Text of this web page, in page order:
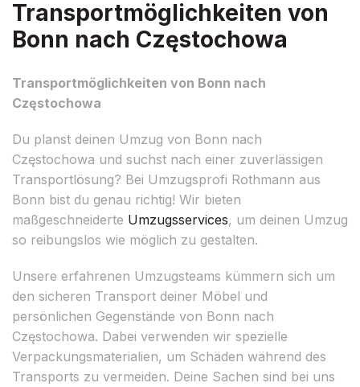
Transportmöglichkeiten von
Bonn nach Częstochowa
Transportmöglichkeiten von Bonn nach
Częstochowa
Du planst deinen Umzug von Bonn nach
Częstochowa und suchst nach einer zuverlässigen
Transportlösung? Bei Umzugsprofi Rothmann aus
Bonn bist du genau richtig! Wir bieten
maßgeschneiderte Umzugsservices, um deinen Umzug
so reibungslos wie möglich zu gestalten.
Unsere erfahrenen Umzugsteams kümmern sich um
den sicheren Transport deiner Möbel und
persönlichen Gegenstände von Bonn nach
Częstochowa. Dabei verwenden wir spezielle
Verpackungsmaterialien, um Schäden während des
Transports zu vermeiden. Deine Sachen sind bei uns